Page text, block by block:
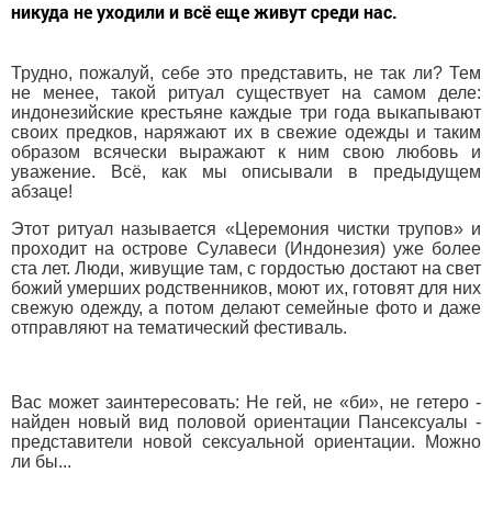
никуда не уходили и всё еще живут среди нас.
Трудно, пожалуй, себе это представить, не так ли? Тем
не менее, такой ритуал существует на самом деле:
индонезийские крестьяне каждые три года выкапывают
своих предков, наряжают их в свежие одежды и таким
образом всячески выражают к ним свою любовь и
уважение. Всё, как мы описывали в предыдущем
абзаце!
Этот ритуал называется «Церемония чистки трупов» и
проходит на острове Сулавеси (Индонезия) уже более
ста лет. Люди, живущие там, с гордостью достают на свет
божий умерших родственников, моют их, готовят для них
свежую одежду, а потом делают семейные фото и даже
отправляют на тематический фестиваль.
Вас может заинтересовать: Не гей, не «би», не гетеро -
найден новый вид половой ориентации Пансексуалы -
представители новой сексуальной ориентации. Можно
ли бы...